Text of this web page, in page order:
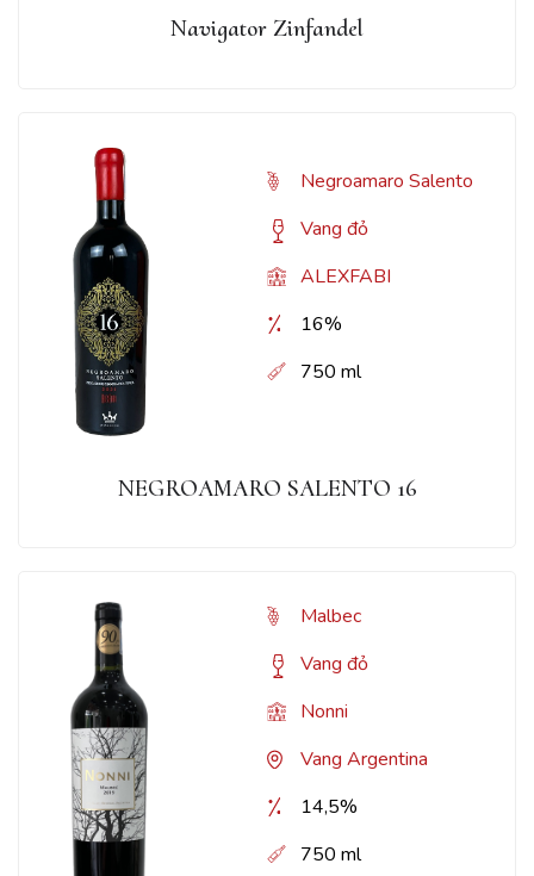
Navigator Zinfandel
Negroamaro Salento
Vang đỏ
ALEXFABI
16%
750 ml
NEGROAMARO SALENTO 16
Malbec
Vang đỏ
Nonni
Vang Argentina
14,5%
750 ml